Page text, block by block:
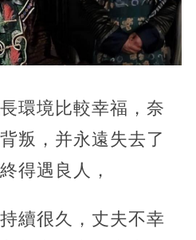
環境比較幸福，奈
叛，并永遠失去了
得遇良人，
續很久，丈夫不幸